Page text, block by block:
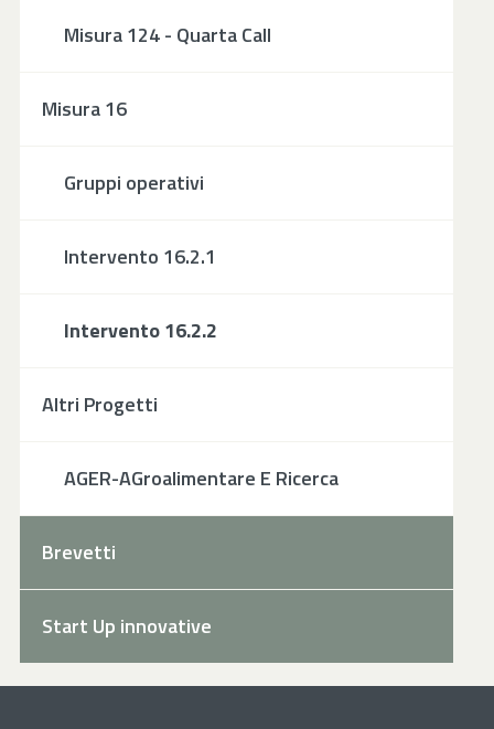
Misura 124 - Quarta Call
Misura 16
Gruppi operativi
Intervento 16.2.1
Intervento 16.2.2
Altri Progetti
AGER-AGroalimentare E Ricerca
Brevetti
Start Up innovative